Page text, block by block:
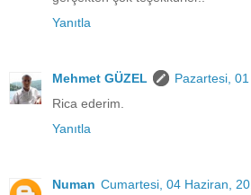
Yanıtla
Mehmet GÜZEL
Pazartesi,
Rica ederim.
Yanıtla
Numan Cumartesi, 04 Haziran,